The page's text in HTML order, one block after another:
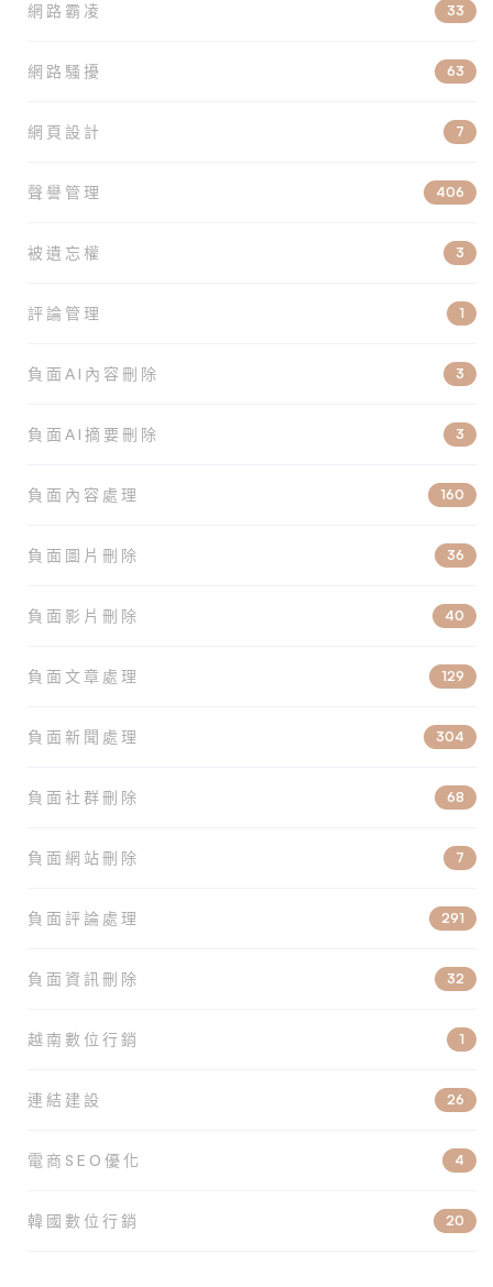
網路霸凌 33
網路騷擾 63
網頁設計 7
聲譽管理 406
被遺忘權 3
評論管理 1
負面AI內容刪除 3
負面AI摘要刪除 3
負面內容處理 160
負面圖片刪除 36
負面影片刪除 40
負面文章處理 129
負面新聞處理 304
負面社群刪除 68
負面網站刪除 7
負面評論處理 291
負面資訊刪除 32
越南數位行銷 1
連結建設 26
電商SEO優化 4
韓國數位行銷 20